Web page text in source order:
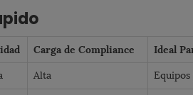
Carga de Compliance Ideal
Alta